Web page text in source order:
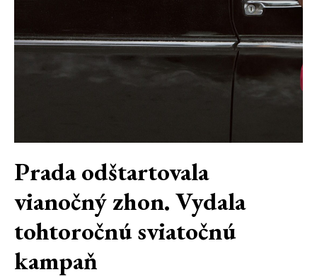
Prada odštartovala
vianočný zhon. Vydala
tohtoročnú sviatočnú
kampaň